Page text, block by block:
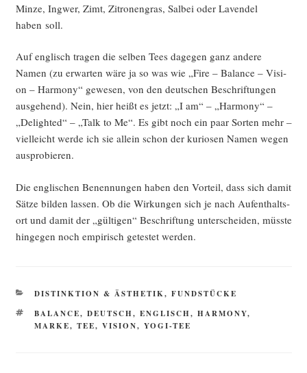
Min­ze, Ing­wer, Zimt, Zitro­nen­gras, Sal­bei oder Laven­del
haben soll.
Auf eng­lisch tra­gen die sel­ben Tees dage­gen ganz ande­re
Namen (zu erwar­ten wäre ja so was wie „Fire – Balan­ce – Visi­
on – Harm­o­ny“ gewe­sen, von den deut­schen Beschrif­tun­gen
aus­ge­hend). Nein, hier heißt es jetzt: „I am“ – „Harm­o­ny“ –
„Deligh­ted“ – „Talk to Me“. Es gibt noch ein paar Sor­ten mehr –
viel­leicht wer­de ich sie allein schon der kurio­sen Namen wegen
ausprobieren.
Die eng­li­schen Benen­nun­gen haben den Vor­teil, dass sich damit
Sät­ze bil­den las­sen. Ob die Wir­kun­gen sich je nach Auf­ent­halts­
ort und damit der „gül­ti­gen“ Beschrif­tung unter­schei­den, müss­te
hin­ge­gen noch empi­risch getes­tet werden.
KATEGORIEN
DISTINKTION & ÄSTHETIK, FUNDSTÜCKE
SCHLAGWÖRTER
BALANCE, DEUTSCH, ENGLISCH, HARMONY,
MARKE, TEE, VISION, YOGI-TEE